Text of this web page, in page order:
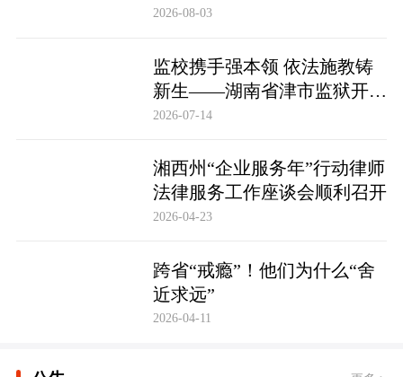
实现全覆盖
2026-08-03
监校携手强本领 依法施教铸
新生——湖南省津市监狱开展
基层警察教育改造专项技能培
2026-07-14
湘西州“企业服务年”行动律师
法律服务工作座谈会顺利召开
2026-04-23
跨省“戒瘾”！他们为什么“舍
近求远”
2026-04-11